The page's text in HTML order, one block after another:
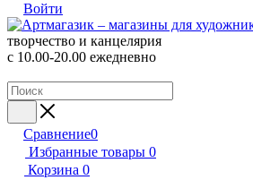
Войти
творчество и канцелярия
с 10.00-20.00 ежедневно
Сравнение0
Избранные товары 0
Корзина 0